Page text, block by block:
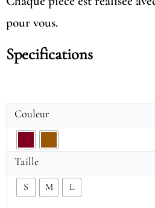
pour vous.
Specifications
Couleur
Taille
S M L